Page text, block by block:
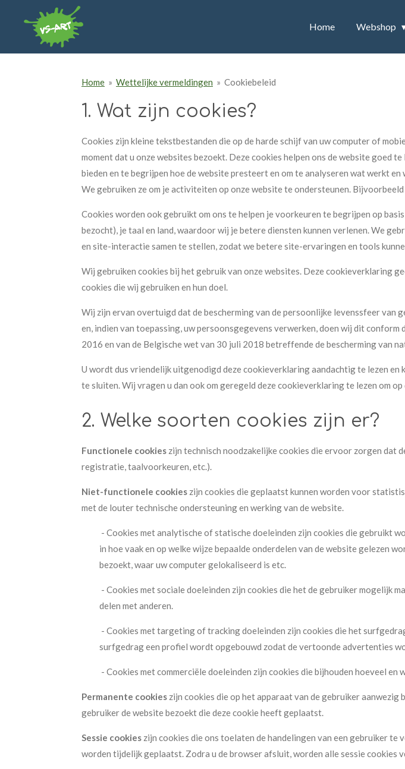
Home Webshop
Home » Wettelijke vermeldingen » Cookiebeleid
1. Wat zijn cookies?
Cookies zijn kleine tekstbestanden die op de harde schijf van uw computer of
moment dat u onze websites bezoekt. Deze cookies helpen ons de website goed
bieden en te begrijpen hoe de website presteert en om te analyseren wat werkt
We gebruiken ze om je activiteiten op onze website te ondersteunen.
Cookies worden ook gebruikt om ons te helpen je voorkeuren te begrijpen op
bezocht), je taal en land, waardoor wij je betere diensten kunnen verlenen. We
en site-interactie samen te stellen, zodat we betere site-ervaringen en tools
Wij gebruiken cookies bij het gebruik van onze websites. Deze cookieverklaring
cookies die wij gebruiken en hun doel.
Wij zijn ervan overtuigd dat de bescherming van de persoonlijke levenssfeer van
en, indien van toepassing, uw persoonsgegevens verwerken, doen wij dit
2016 en van de Belgische wet van 30 juli 2018 betreffende de bescherming van
U wordt dus vriendelijk uitgenodigd deze cookieverklaring aandachtig te lezen
te sluiten. Wij vragen u dan ook om geregeld deze cookieverklaring te lezen om
2. Welke soorten cookies zijn er?
Functionele cookies zijn technisch noodzakelijke cookies die ervoor zorgen
registratie, taalvoorkeuren, etc.).
Niet-functionele cookies zijn cookies die geplaatst kunnen worden voor
met de louter technische ondersteuning en werking van de website.
- Cookies met analytische of statische doeleinden zijn cookies die gebruikt
in hoe vaak en op welke wijze bepaalde onderdelen van de website gelezen
bezoekt, waar uw ​computer gelokaliseerd is etc.
- Cookies met sociale doeleinden zijn cookies die het de gebruiker mogelijk
delen met anderen.
- Cookies met targeting of tracking doeleinden zijn cookies die het
surfgedrag een profiel wordt opgebouwd zodat de vertoonde advertenties
- Cookies met commerciële doeleinden zijn cookies die bijhouden hoeveel
Permanente cookies zijn cookies die op het apparaat van de gebruiker
gebruiker de website bezoekt die deze cookie heeft geplaatst.
Sessie cookies zijn cookies die ons toelaten de handelingen van een gebruiker te
worden tijdelijk geplaatst. Zodra u de browser afsluit, worden alle sessie cookies